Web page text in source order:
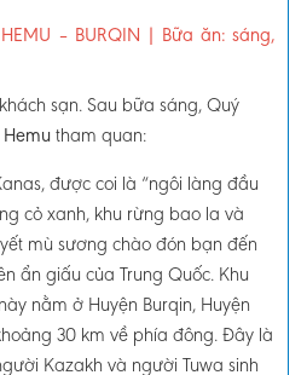
– BURQIN | Bữa ăn: sáng,
sạn. Sau bữa sáng, Quý
tham quan:
được coi là “ngôi làng đầu
cỏ xanh, khu rừng bao la và
mù sương chào đón bạn đến
ẩn giấu của Trung Quốc. Khu
nằm ở Huyện Burqin, Huyện
30 km về phía đông. Đây là
Kazakh và người Tuwa sinh